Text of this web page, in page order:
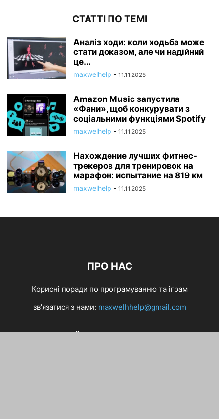
СТАТТІ ПО ТЕМІ
Аналіз ходи: коли ходьба може
стати доказом, але чи надійний
це...
maxwelhelp - 11.11.2025
Amazon Music запустила
«Фани», щоб конкурувати з
соціальними функціями Spotify
maxwelhelp - 11.11.2025
Нахождение лучших фитнес-
трекеров для тренировок на
марафон: испытание на 819 км
maxwelhelp - 11.11.2025
ПРО НАС
Корисні поради по програмуванню та іграм
зв'язатися з нами: maxwelhhelp@gmail.com